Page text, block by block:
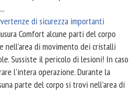
di sicurezza importanti
Comfort alcune parti del corpo
nell'area di movimento dei cristalli
Sussiste il pericolo di lesioni! In caso
l'intera operazione. Durante la
parte del corpo si trovi nell'area di